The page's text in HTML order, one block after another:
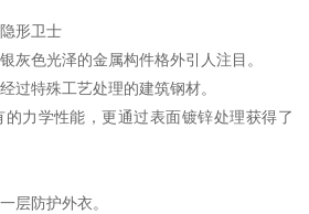
形卫士
灰色光泽的金属构件格外引人注目。
过特殊工艺处理的建筑钢材。
力学性能，更通过表面镀锌处理获得了
层防护外衣。